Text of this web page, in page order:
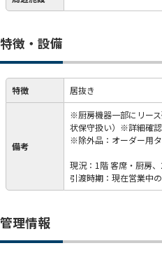
特徴・設備
特徴 居抜き
備考
※厨房機器一部にリー
状保守扱い）※詳細確
※除外品：オーダー用タ
現況：1階 客席・厨房、
引渡時期：現在営業中
管理情報